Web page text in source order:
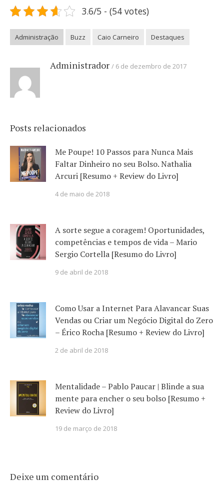
3.6/5 - (54 votes)
Administração Buzz Caio Carneiro Destaques
Administrador 6 de dezembro de 2017
Posts relacionados
Me Poupe! 10 Passos para Nunca Mais
Faltar Dinheiro no seu Bolso. Nathalia
Arcuri [Resumo + Review do Livro]
4 de maio de 2018
A sorte segue a coragem! Oportunidades,
competências e tempos de vida – Mario
Sergio Cortella [Resumo do Livro]
9 de abril de 2018
Como Usar a Internet Para Alavancar Suas
Vendas ou Criar um Negócio Digital do Zero
– Érico Rocha [Resumo + Review do Livro]
2 de abril de 2018
Mentalidade – Pablo Paucar | Blinde a sua
mente para encher o seu bolso [Resumo +
Review do Livro]
19 de março de 2018
Deixe um comentário